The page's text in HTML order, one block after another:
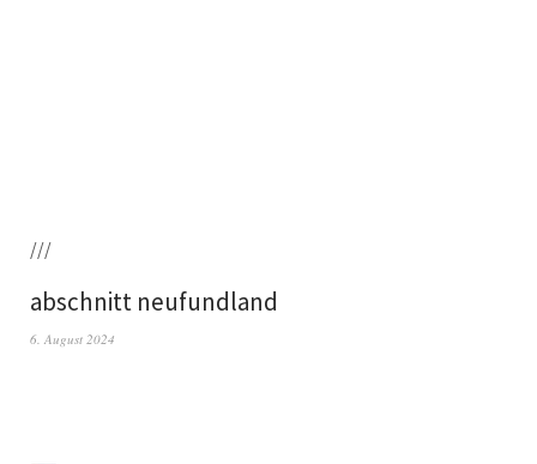
///
abschnitt neufundland
6. August 2024